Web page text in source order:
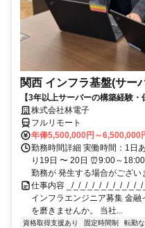
関西 インフラ基盤(サー
【3年以上サーバーの構築経験
株式会社林電子
フルリモート
年俸5,500,000円～6,500,000
勤務時間詳細 実働時間：1日
り19日 〜 20日 ⏰9:00～
勤務が 発生する場合がござい
仕事内容 _/_/_/_/_/_/_/_/_/_/
インフラエンジニア募集 金
を磨きませんか。 当社...
資格取得支援あり 固定時間制 転勤な